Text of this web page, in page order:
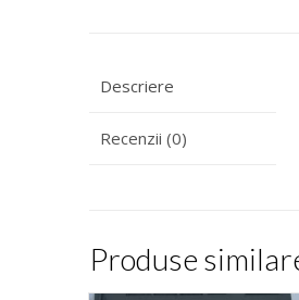
Descriere
Recenzii (0)
Produse